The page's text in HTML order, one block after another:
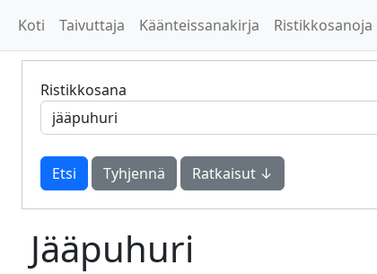
Koti Taivuttaja Käänteissanakirja Ristikkosanoja
Ristikkosana
Tyhjennä Ratkaisut ↓
Jääpuhuri